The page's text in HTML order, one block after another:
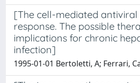
[The cell-mediated antiviral
response. The possible
implications for chronic
infection]
1995-01-01 Bertoletti, A; Ferrari,